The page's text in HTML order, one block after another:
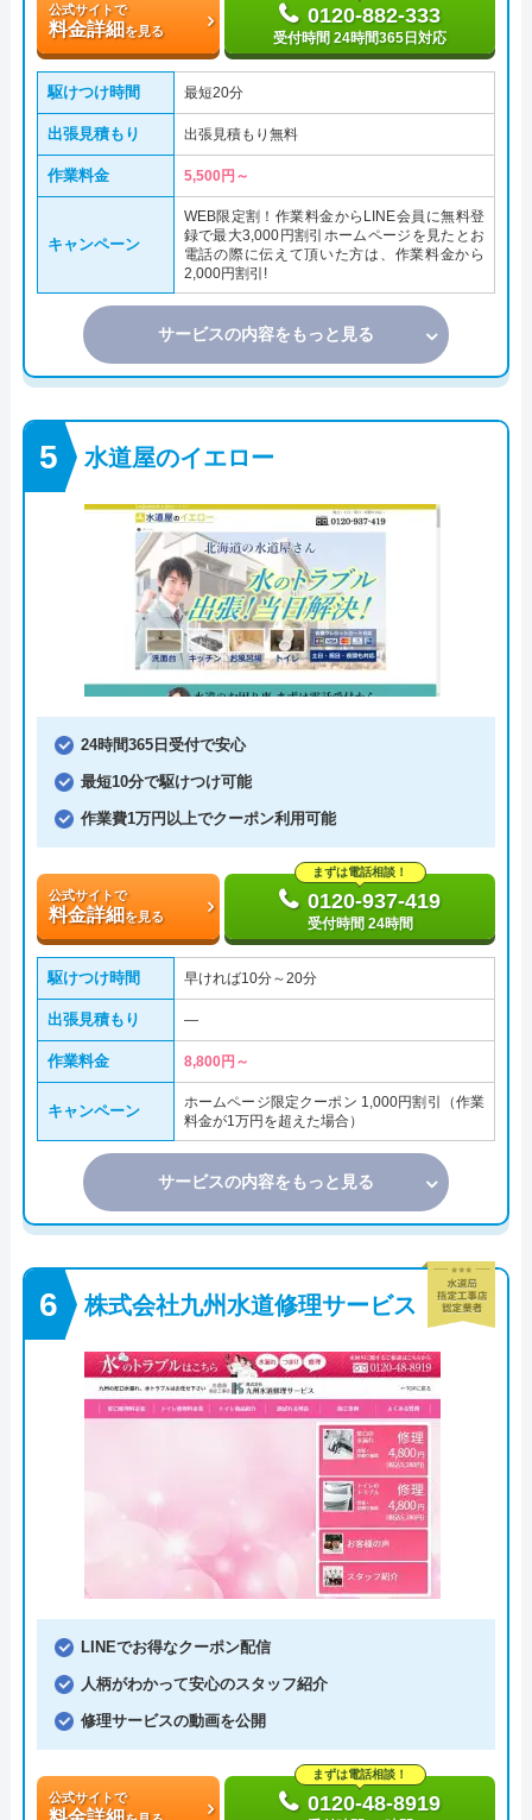
公式サイトで
料金詳細を見る
0120-882-333
受付時間 24時間365日対応
駆けつけ時間 最短20分
出張見積もり 出張見積もり無料
作業料金 5,500円～
キャンペーン
WEB限定割！作業料金からLINE会員に無料登
録で最大3,000円割引ホームページを見たとお
電話の際に伝えて頂いた方は、作業料金から
2,000円割引!
サービスの内容をもっと見る
水道屋のイエロー
24時間365日受付で安心
最短10分で駆けつけ可能
作業費1万円以上でクーポン利用可能
公式サイトで
料金詳細を見る
まずは電話相談！
0120-937-419
受付時間 24時間
駆けつけ時間 早ければ10分～20分
出張見積もり ―
作業料金 8,800円～
キャンペーン
ホームページ限定クーポン 1,000円割引（作業
料金が1万円を超えた場合）
サービスの内容をもっと見る
株式会社九州水道修理サービス
LINEでお得なクーポン配信
人柄がわかって安心のスタッフ紹介
修理サービスの動画を公開
公式サイトで
まずは電話相談！
0120-48-8919